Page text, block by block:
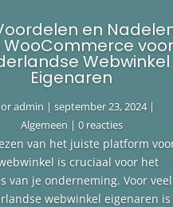
en
WooCommerce voor
Webwinkel
Eigenaren
admin |september 23, 2024|
Algemeen | 0 reacties
van het juiste platform
is cruciaal voor het
van je onderneming. Voor veel
webwinkel eigenaren is